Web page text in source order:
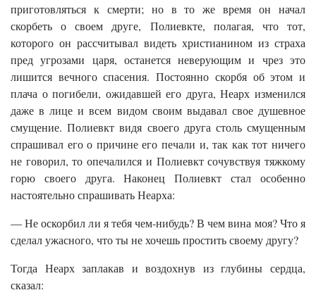
приготовляться к смерти; но в то же время он начал
скорбеть о своем друге, Полиевкте, полагая, что тот,
которого он рассчитывал видеть христианином из страха
пред угрозами царя, останется неверующим и чрез это
лишится вечного спасения. Постоянно скорбя об этом и
плача о погибели, ожидавшей его друга, Неарх изменился
даже в лице и всем видом своим выдавал свое душевное
смущение. Полиевкт видя своего друга столь смущенным
спрашивал его о причине его печали и, так как тот ничего
не говорил, то опечалился и Полиевкт сочувствуя тяжкому
горю своего друга. Наконец Полиевкт стал особенно
настоятельно спрашивать Неарха:
— Не оскорбил ли я тебя чем-нибудь? В чем вина моя? Что я
сделал ужасного, что ты не хочешь простить своему другу?
Тогда Неарх заплакав и воздохнув из глубины сердца,
сказал: